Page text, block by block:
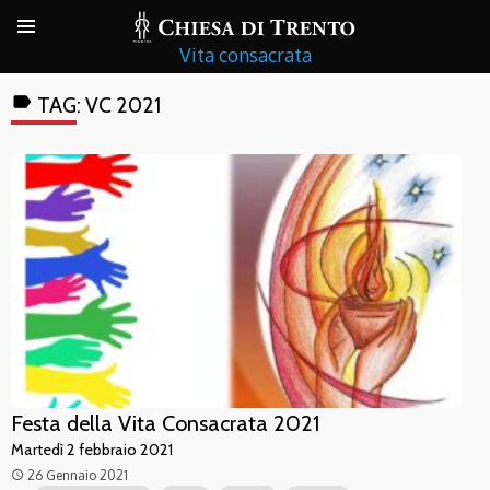
Vita consacrata
label TAG: VC 2021
Festa della Vita Consacrata 2021
Martedì 2 febbraio 2021
access_time 26 Gennaio 2021